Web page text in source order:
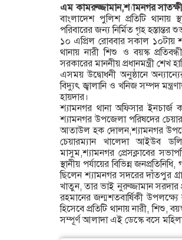
এম কামরুজ্জামান,শ্যামনগর
বাংলাদেশ পুলিশ প্রতিটি থানায়
পরিবারের জন্য নির্মিত গৃহ হস্তান্তর
১০ এপ্রিল রোববার সকাল ১০টায়
থানায় নারী শিশু ও বয়স্ক
সরকারের মাননীয় প্রধানমন্ত্রী শেখ
এসময় উদ্বোধনী অনুষ্ঠানে
বিদ্যুৎ জ্বালানি ও খনিজ সম্পদ
হায়দার।
শ্যামনগর থানা অফিসার ইনচার্জ
শ্যামনগর উপজেলা পরিষদের
আতাউল হক দোলন,শ্যামনগর
চেয়ারম্যান খালেদা আইউব
মাসুম,শ্যামনগর প্রেসক্লাবের
স্থানীয় পর্যায়ের বিভিন্ন
ছিলেন শ্যামনগর সদরের দাঁতপুর
খাতুন, তার ভাই নুরুজ্জামান সরদার
রহমানের জন্মশতবার্ষিকী
হিসেবে প্রতিটি থানায় নারী, শিশু,
সম্পূর্ণ আলাদা এই ডেস্কে বসে